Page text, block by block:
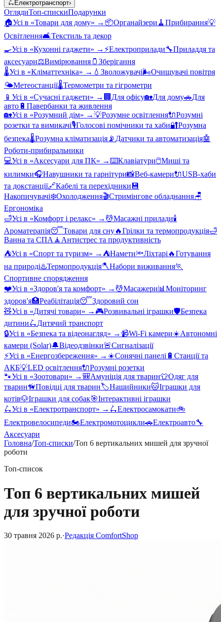
🛴 Електротранспорт›
ОглядиТоп-спискиПодарунки
🏠Усі в «Товари для дому» → 📦Органайзери 🧹 Прибирання💡
Освітлення🛋️Текстиль та декор
🍳Усі в «Кухонні гаджети» → ⚡Електроприлади🔧Приладдя та
аксесуари⚖️Вимірювання 🫙 Зберігання
🌡️Усі в «Кліматтехніка» → 💧 Зволожувачі🌬️Очищувачі повітря
🌤️Метеостанції🌡️Термометри та гігрометри
📱 Усі в «Сучасні гаджети» → 🏢 Для офісу🏡Для дому🚗Для
авто 🔋 Павербанки та живлення
🏡Усі в «Розумний дім» →💡Розумне освітлення🔌Розумні
розетки та вимикачі🎙️Голосові помічники та хаби🔐Розумна
безпека🌡️Розумна кліматизація 📡 Датчики та автоматизація🤖
Роботи-прибиральники
💻Усі в «Аксесуари для ПК» →⌨️Клавіатури🖱️Миші та
килимки🎧Навушники та гарнітури📸Веб-камери🔌USB-хаби
та докстанції🔗Кабелі та перехідники 💾
Накопичувачі❄️Охолодження🎬Стримінгове обладнання🪑
Ергономіка
🛁Усі в «Комфорт і релакс» → 💆Масажні прилади🕯️
Ароматерапія😴Товари для сну🔥Грілки та термопродукція🛁
Ванна та СПА 🧘 Антистрес та продуктивність
⛺Усі в «Спорт та туризм» → ⛺Намети🔦Ліхтарі 🔥Готування
на природі♨️Термопродукція🪓Набори виживання🏃
Спортивне спорядження
❤️Усі в «Здоров'я та комфорт» → 💆Масажери📊 Моніторинг
здоров'я🏥Реабілітація😴Здоровий сон
🧸Усі в «Дитячі товари» → 🎮Розвивальні іграшки🛡️Безпека
дитини🛴Дитячий транспорт
🔒Усі в «Безпека та відеонагляд» → 📹Wi-Fi камери☀️Автономні
камери (Solar)🔔Відеодзвінки🚨Сигналізації
⚡Усі в «Енергозбереження» → ☀️Сонячні панелі 🔋 Станції та
АКБ💡LED освітлення🔌Розумні розетки
🐾Усі в «Зоотовари» → 🎒Амуніція для тварин👕Одяг для
тварин🦮Повідці для тварин🏷️Нашийники🐱Іграшки для
котів🐶Іграшки для собак🎯Інтерактивні іграшки
🛴Усі в «Електротранспорт» → 🛴Електросамокати🚲
Електровелосипеди🏍️Електромотоцикли🚗Електроавто🔧
Аксесуари
Головна/Топ-списки/Топ 6 вертикальних мишей для зручної
роботи
Топ-список
Топ 6 вертикальних мишей
для зручної роботи
30 травня 2026 р.·Редакція ComfortShop